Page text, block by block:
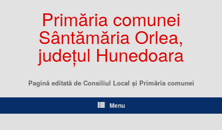
Primăria comunei
Sântămăria Orlea,
județul Hunedoara
Pagină editată de Consiliul Local şi Primăria comunei
Menu